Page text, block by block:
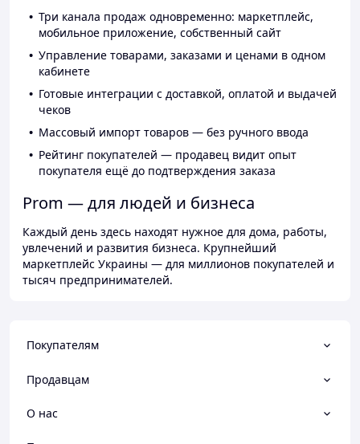
Три канала продаж одновременно: маркетплейс,
мобильное приложение, собственный сайт
Управление товарами, заказами и ценами в одном
кабинете
Готовые интеграции с доставкой, оплатой и выдачей
чеков
Массовый импорт товаров — без ручного ввода
Рейтинг покупателей — продавец видит опыт
покупателя ещё до подтверждения заказа
Prom — для людей и бизнеса
Каждый день здесь находят нужное для дома, работы,
увлечений и развития бизнеса. Крупнейший
маркетплейс Украины — для миллионов покупателей и
тысяч предпринимателей.
Покупателям
Продавцам
О нас